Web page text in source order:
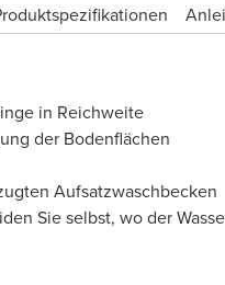
in Reichweite
der Bodenflächen
Aufsatzwaschbecken
Sie selbst, wo der